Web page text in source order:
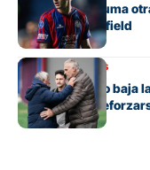
San Lorenzo suma
carrera en Banfield
Mercado de pases
San Lorenzo no baja
quedan para